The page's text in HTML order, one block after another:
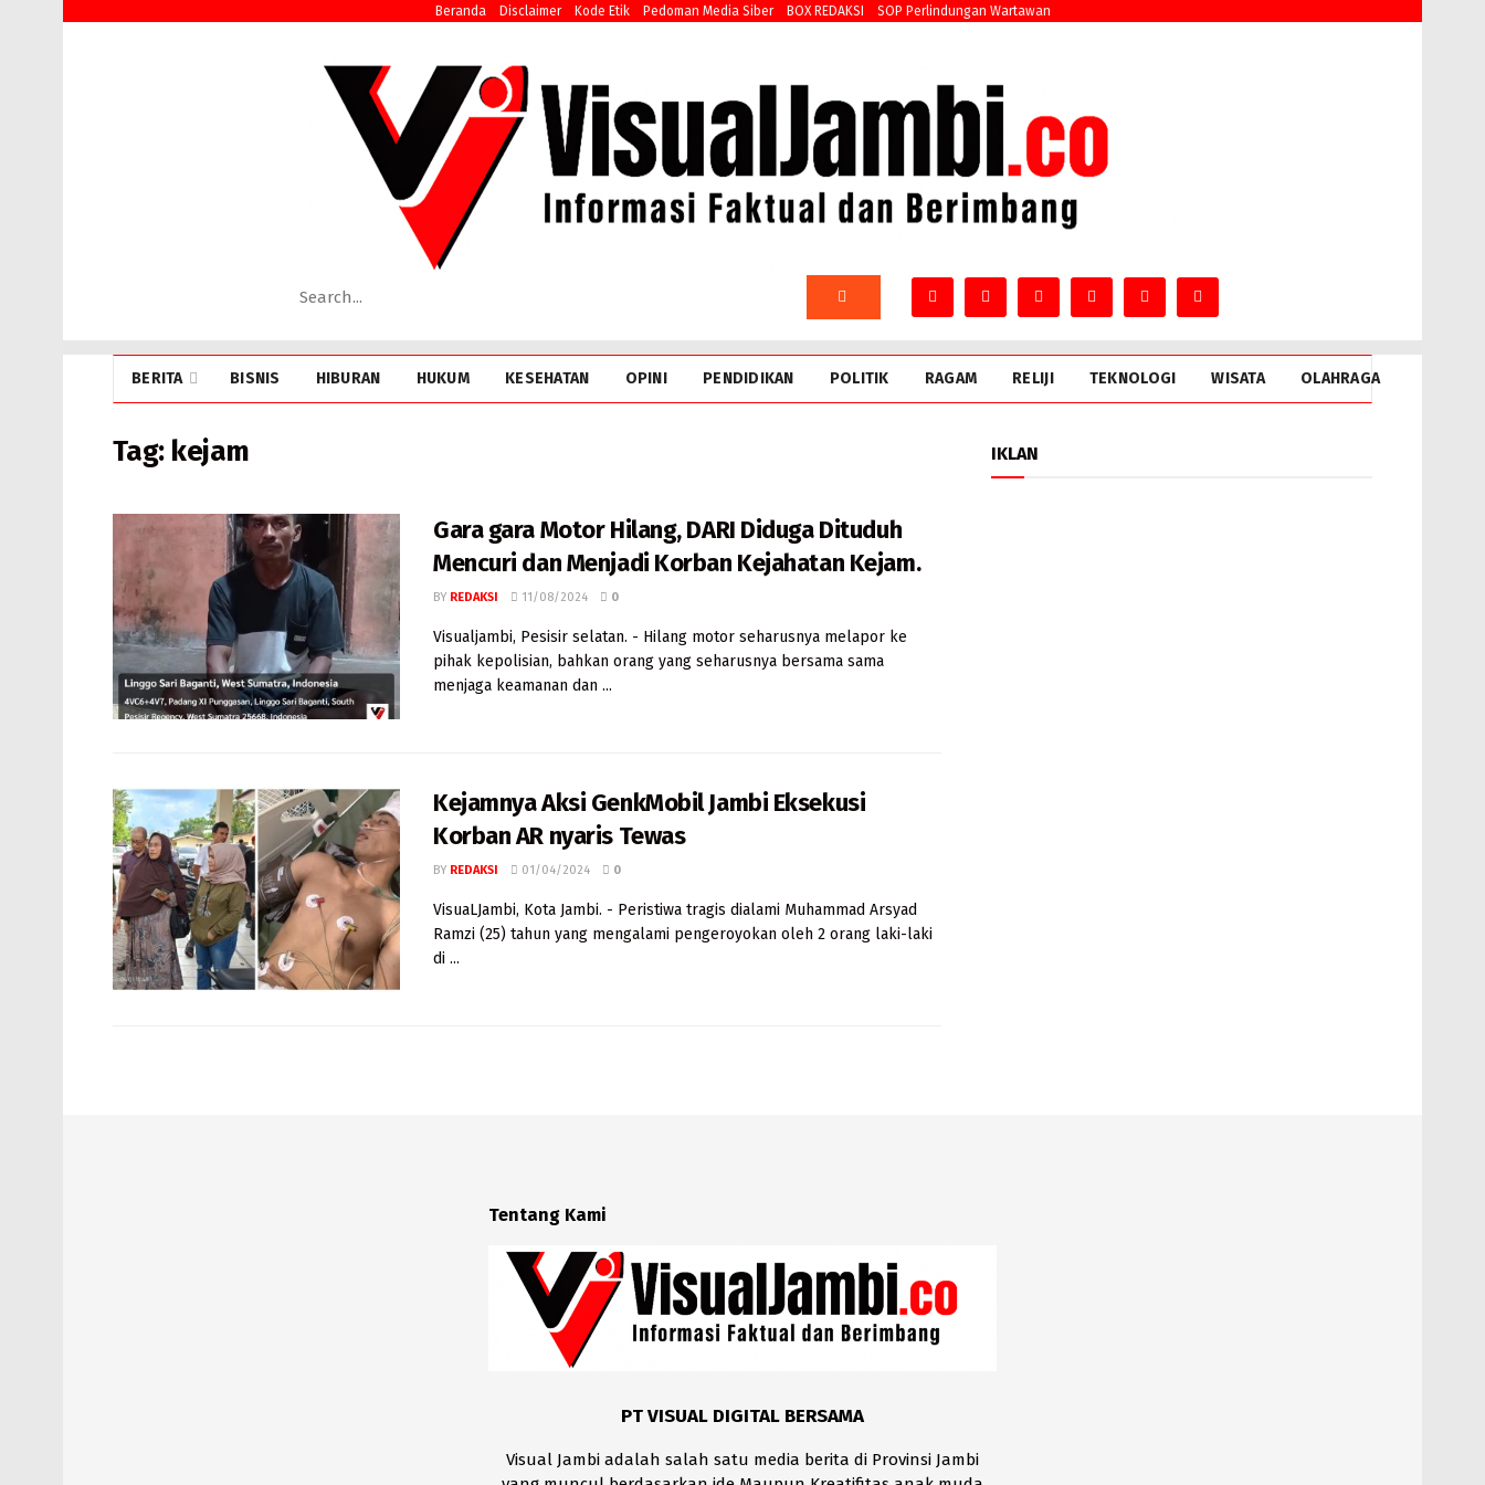
Beranda Disclaimer Kode Etik Pedoman Media Siber BOX REDAKSI SOP Perlindungan Wartawan
BERITA BISNIS HIBURAN HUKUM KESEHATAN OPINI PENDIDIKAN POLITIK RAGAM RELIJI TEKNOLOGI WISATA OLAHRAGA
Tag: kejam
Gara gara Motor Hilang, DARI Diduga Dituduh
Mencuri dan Menjadi Korban Kejahatan Kejam.
BY REDAKSI 11/08/2024 0
Visualjambi, Pesisir selatan. - Hilang motor seharusnya melapor ke
pihak kepolisian, bahkan orang yang seharusnya bersama sama
menjaga keamanan dan ...
Kejamnya Aksi GenkMobil Jambi Eksekusi
Korban AR nyaris Tewas
BY REDAKSI 01/04/2024 0
VisuaLJambi, Kota Jambi. - Peristiwa tragis dialami Muhammad Arsyad
Ramzi (25) tahun yang mengalami pengeroyokan oleh 2 orang laki-laki
di ...
IKLAN
Tentang Kami
PT VISUAL DIGITAL BERSAMA
Visual Jambi adalah salah satu media berita di Provinsi Jambi